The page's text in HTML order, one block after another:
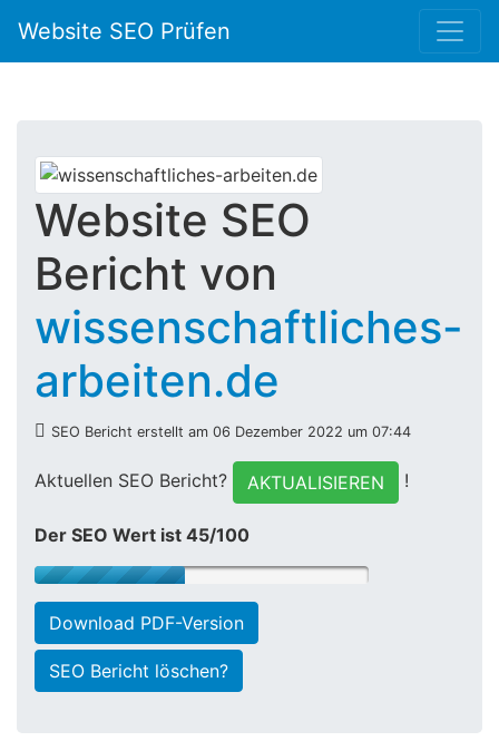
Website SEO Prüfen
Website SEO
Bericht von
wissenschaftliches-
arbeiten.de
SEO Bericht erstellt am 06 Dezember 2022 um 07:44
Aktuellen SEO Bericht? AKTUALISIEREN !
Der SEO Wert ist 45/100
Download PDF-Version
SEO Bericht löschen?